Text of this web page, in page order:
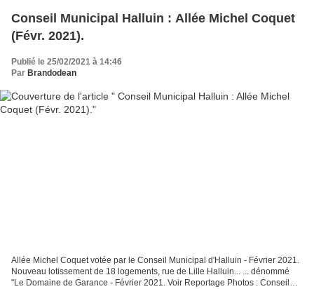
Conseil Municipal Halluin : Allée Michel Coquet
(Févr. 2021).
Publié le 25/02/2021 à 14:46
Par Brandodean
Allée Michel Coquet votée par le Conseil Municipal d'Halluin - Février 2021.
Nouveau lotissement de 18 logements, rue de Lille Halluin... ... dénommé
"Le Domaine de Garance - Février 2021. Voir Reportage Photos : Conseil